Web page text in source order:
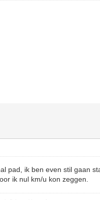
pad, ik ben even stil gaan
ik nul km/u kon zeggen.